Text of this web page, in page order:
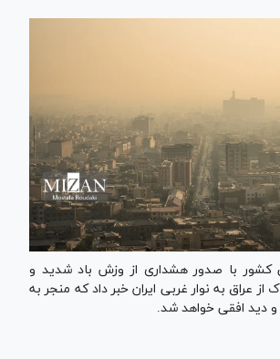
کشور با صدور هشداری از وزش باد شدید و
از عراق به نوار غربی ایران خبر داد که منجر به
دید افقی خواهد شد.